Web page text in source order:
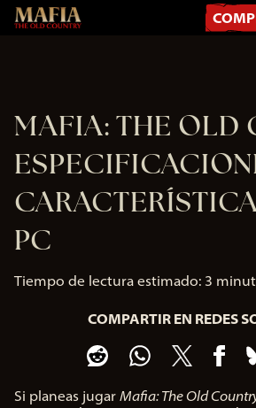
MAFIA: THE OLD
PC
Tiempo de lectura estimado 3
COMPARTIR EN REDES
Si planeas jugar Mafia: The Old